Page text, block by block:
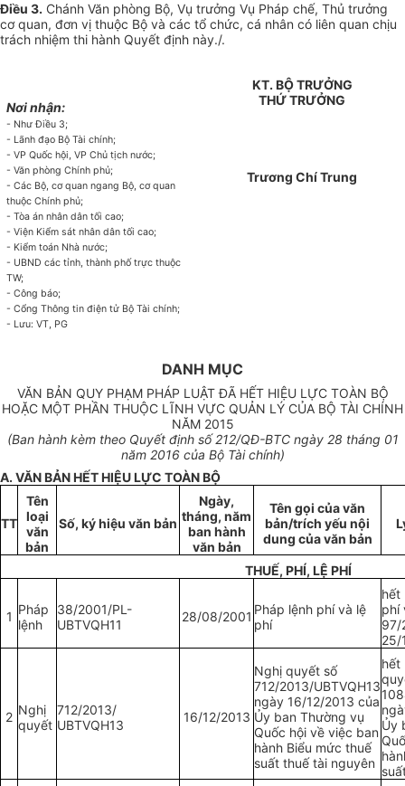
Điều 3. Chánh Văn phòng Bộ, Vụ trưởng Vụ Pháp chế, Thủ trưởng
cơ quan, đơn vị thuộc Bộ và các tổ chức, cá nhân có liên quan chịu
trách nhiệm thi hành Quyết định này./.
Nơi nhận:
- Như Điều 3;
- Lãnh đạo Bộ Tài chính;
-VP Quốc hội, VP Chủ tịch nước;
-Văn phòng Chính phủ;
-Các Bộ, cơ quan ngang Bộ, cơ quan
thuộc Chính phủ;
-Tòa án nhân dân tối cao;
-Viện Kiểm sát nhân dân tối cao;
- Kiểm toán Nhà nước;
- UBND các tỉnh, thành phố trực thuộc
TW;
-Công báo;
-Cổng Thông tin điện tử Bộ Tài chính;
- Lưu: VT, PG
KT. BỘ TRƯỞNG
THỨ TRƯỞNG
Trương Chí Trung
DANH MỤC
VĂN BẢN QUY PHẠM PHÁP LUẬT ĐÃ HẾT HIỆU LỰC TOÀN BỘ
HOẶC MỘT PHẦN THUỘC LĨNH VỰC QUẢN LÝ CỦA BỘ TÀI CHÍNH
NĂM 2015
(Ban hành kèm theo Quyết định số 212/QĐ-BTC ngày28 tháng 01
năm 2016 của Bộ Tài chính)
A. VĂN BẢN HẾT HIỆU LỰC TOÀN BỘ
TT
Tên
loại
văn
bản
Số, ký hiệu văn bản
Ngày,
tháng, năm
ban hành
văn bản
Tên gọi của văn
bản/trích yếu nội
dung của văn bản
THUẾ, PHÍ, LỆ PHÍ
1 Pháp
lệnh
38/2001/PL-
UBTVQH11
28/08/2001 Pháp lệnh phí và lệ
phí
hết
phí
97/
25/
2 Nghị
quyết
712/2013/
UBTVQH13
16/12/2013
Nghị quyết số
712/2013/UBTVQH13
ngày 16/12/2013 của
Ủy ban Thường vụ
Quốc hội về việc ban
hành Biểu mức thuế
suất thuế tài nguyên
hết
Ủy